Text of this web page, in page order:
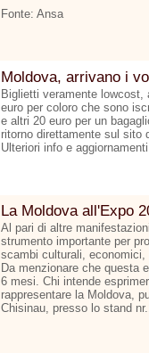
Fonte: Ansa
Moldova, arrivano i
Biglietti veramente
euro per coloro che sono
e altri 20 euro per un
ritorno direttamente sul sito
Ulteriori info e aggiornamenti
La Moldova all'Expo
Al pari di altre
strumento importante per
scambi culturali,
Da menzionare che questa
6 mesi. Chi intende
rappresentare la Moldova,
Chisinau, presso lo stand